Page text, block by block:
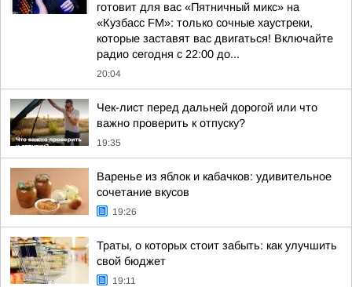
готовит для вас «Пятничный микс» на
«Кузбасс FM»: только сочные хаустреки,
которые заставят вас двигаться! Включайте
радио сегодня с 22:00 до...
20:04
Чек-лист перед дальней дорогой или что
важно проверить к отпуску?
19:35
Варенье из яблок и кабачков: удивительное
сочетание вкусов
19:26
Траты, о которых стоит забыть: как улучшить
свой бюджет
19:11